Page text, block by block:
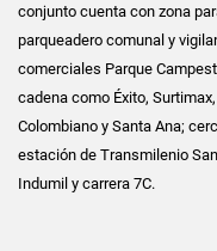
conjunto cuenta con zona
parqueadero comunal y
comerciales Parque
cadena como Éxito,
Colombiano y Santa Ana;
estación de Transmilenio
Indumil y carrera 7C.